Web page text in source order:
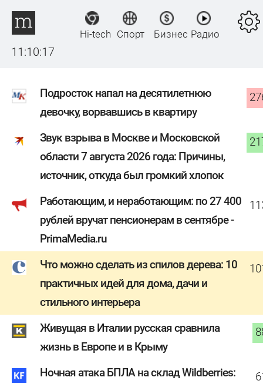
11:10:18
Hi-tech Спорт Бизнес Радио
Подросток напал на десятилетнюю
девочку, ворвавшись в квартиру
Звук взрыва в Москве и Московской
области 7 августа 2026 года: Причины,
источник, откуда был громкий хлопок
Работающим, и неработающим: по 27 400
рублей вручат пенсионерам в сентябре -
PrimaMedia.ru
Что можно сделать из спилов дерева: 10
практичных идей для дома, дачи и
стильного интерьера
Живущая в Италии русская сравнила
жизнь в Европе и в Крыму
Ночная атака БПЛА на склад Wildberries: